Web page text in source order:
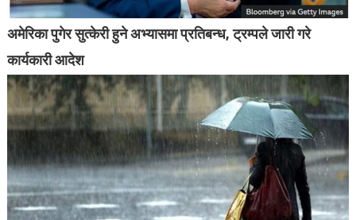
अमेरिका पुगेर सुत्केरी हुने अभ्यासमा प्रतिबन्ध, ट्रम्पले जारी गरे
कार्यकारी आदेश